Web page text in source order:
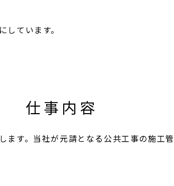
ています。
仕事内容
す。当社が元請となる公共工事の施工